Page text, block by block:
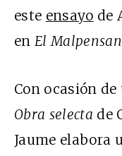
este ensayo de
enEl
Con ocasión
Obra selecta de
Jaume elabora